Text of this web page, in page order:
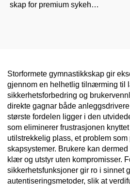
skap for premium sykehus
Storformete gymnastikkskap gir
gjennom en helhetlig tilnærming til
sikkerhetsforbedring og
direkte gagnar både
største fordelen ligger i den
som eliminerer frustrasjonen
utilstrekkelig plass, et problem
skapsystemer. Brukere kan
klær og utstyr uten kompromisser.
sikkerhetsfunksjoner gir ro i sinnet
autentiseringsmetoder, slik at